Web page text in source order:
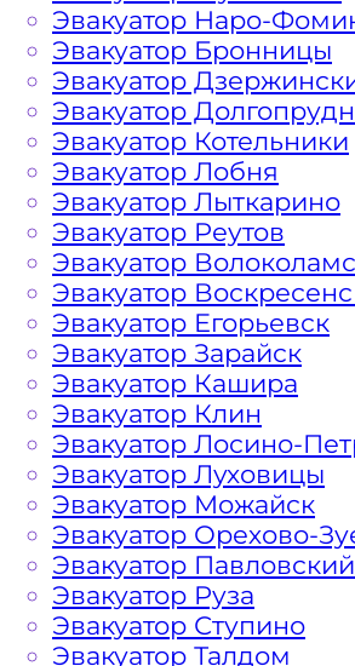
от 4500 рублей
РУБЛЕЙ ЗА КИЛОМЕТР
+7 985 222 99 01
Эвакуатор Наро-
Эвакуатор Бронницы
Эвакуатор
Эвакуатор
Эвакуатор Котельники
Эвакуатор Лобня
Эвакуатор Лыткарино
Эвакуатор Реутов
Эвакуатор
Эвакуатор
Эвакуатор Егорьевск
Эвакуатор Зарайск
Эвакуатор Кашира
Эвакуатор Клин
Эвакуатор Лосино-
Эвакуатор Луховицы
Эвакуатор Можайск
Эвакуатор Орехово-
Эвакуатор
Эвакуатор Руза
Эвакуатор Ступино
Эвакуатор Талдом